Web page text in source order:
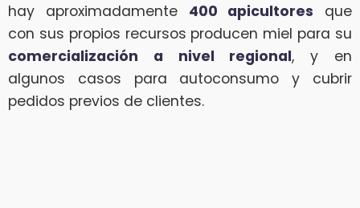
hay aproximadamente 400 apicultores que
con sus propios recursos producen miel para su
comercialización a nivel regional, y en
algunos casos para autoconsumo y cubrir
pedidos previos de clientes.